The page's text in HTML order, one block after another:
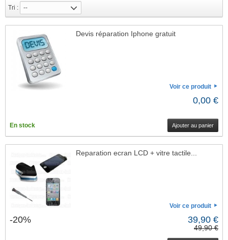
Changer mes préférences
Tri : --
Devis réparation Iphone gratuit
Voir ce produit
0,00 €
En stock Ajouter au panier
Reparation ecran LCD + vitre tactile...
Voir ce produit
-20% 39,90 €
49,90 €